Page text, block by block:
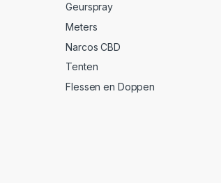
Geurspray
Meters
Narcos CBD
Tenten
Flessen en Doppen